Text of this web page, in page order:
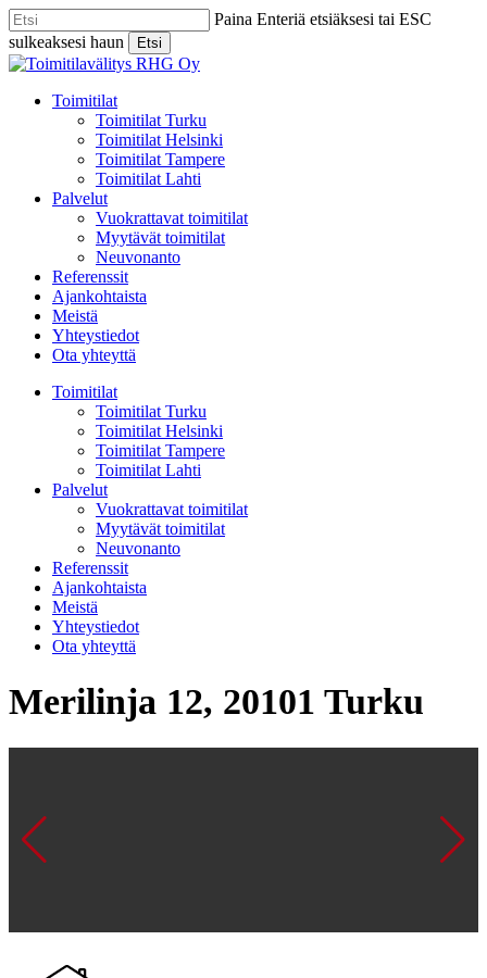
Skip
to
main
content
Paina Enteriä etsiäksesi tai ESC
sulkeaksesi haun
Etsi
Close
Menu
Toimitilat
Toimitilat Turku
Toimitilat Helsinki
Toimitilat Tampere
Toimitilat Lahti
Palvelut
Vuokrattavat toimitilat
Myytävät toimitilat
Neuvonanto
Referenssit
Ajankohtaista
Meistä
Yhteystiedot
Ota yhteyttä
Toimitilat
Toimitilat Turku
Toimitilat Helsinki
Toimitilat Tampere
Toimitilat Lahti
Palvelut
Vuokrattavat toimitilat
Myytävät toimitilat
Neuvonanto
Referenssit
Ajankohtaista
Meistä
Yhteystiedot
Ota yhteyttä
Merilinja 12, 20101 Turku